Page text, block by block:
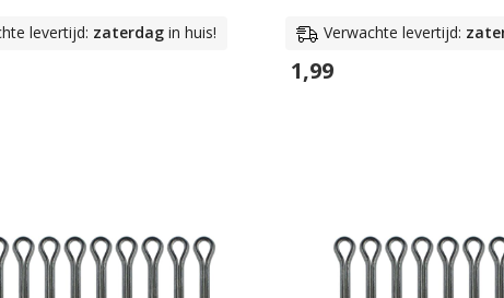
levertijd: zaterdag in huis! Verwachte levertijd:
1,99